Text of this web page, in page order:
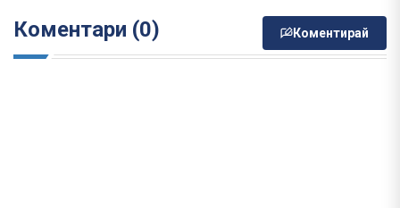
Коментари (0) Коментирай